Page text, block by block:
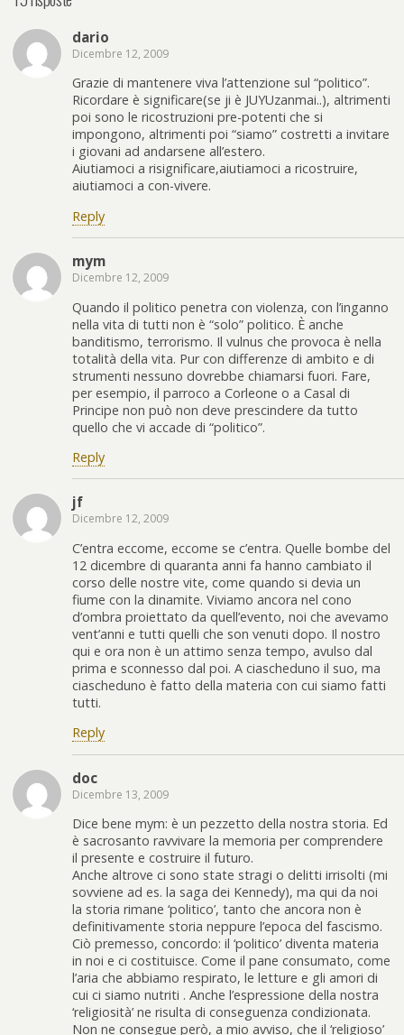
dario
Dicembre 12, 2009
Grazie di mantenere viva l’attenzione sul “politico”.
Ricordare è significare(se ji è JUYUzanmai..), altrimenti
poi sono le ricostruzioni pre-potenti che si
impongono, altrimenti poi “siamo” costretti a invitare
i giovani ad andarsene all’estero.
Aiutiamoci a risignificare,aiutiamoci a ricostruire,
aiutiamoci a con-vivere.
Reply
mym
Dicembre 12, 2009
Quando il politico penetra con violenza, con l’inganno
nella vita di tutti non è “solo” politico. È anche
banditismo, terrorismo. Il vulnus che provoca è nella
totalità della vita. Pur con differenze di ambito e di
strumenti nessuno dovrebbe chiamarsi fuori. Fare,
per esempio, il parroco a Corleone o a Casal di
Principe non può non deve prescindere da tutto
quello che vi accade di “politico”.
Reply
jf
Dicembre 12, 2009
C’entra eccome, eccome se c’entra. Quelle bombe del
12 dicembre di quaranta anni fa hanno cambiato il
corso delle nostre vite, come quando si devia un
fiume con la dinamite. Viviamo ancora nel cono
d’ombra proiettato da quell’evento, noi che avevamo
vent’anni e tutti quelli che son venuti dopo. Il nostro
qui e ora non è un attimo senza tempo, avulso dal
prima e sconnesso dal poi. A ciascheduno il suo, ma
ciascheduno è fatto della materia con cui siamo fatti
tutti.
Reply
doc
Dicembre 13, 2009
Dice bene mym: è un pezzetto della nostra storia. Ed
è sacrosanto ravvivare la memoria per comprendere
il presente e costruire il futuro.
Anche altrove ci sono state stragi o delitti irrisolti (mi
sovviene ad es. la saga dei Kennedy), ma qui da noi
la storia rimane ‘politico’, tanto che ancora non è
definitivamente storia neppure l’epoca del fascismo.
Ciò premesso, concordo: il ‘politico’ diventa materia
in noi e ci costituisce. Come il pane consumato, come
l’aria che abbiamo respirato, le letture e gli amori di
cui ci siamo nutriti . Anche l’espressione della nostra
‘religiosità’ ne risulta di conseguenza condizionata.
Non ne consegue però, a mio avviso, che il ‘religioso’